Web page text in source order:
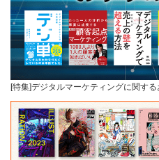
[特集]デジタルマーケティングに関する